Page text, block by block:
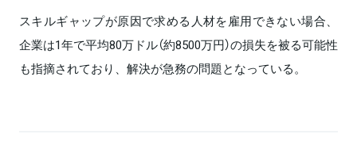
スキルギャップが原因で求める人材を雇用できない場合、
企業は1年で平均80万ドル（約8500万円）の損失を被る可能性
も指摘されており、解決が急務の問題となっている。